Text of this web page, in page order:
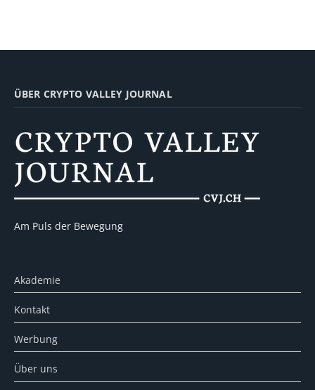
ÜBER CRYPTO VALLEY JOURNAL
Am Puls der Bewegung
Akademie
Kontakt
Werbung
Über uns